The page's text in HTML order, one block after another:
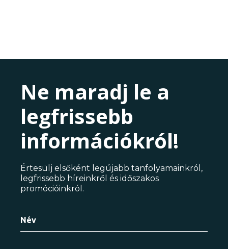
Ne maradj le a
legfrissebb
információkról!
Értesülj elsőként legújabb tanfolyamainkról,
legfrissebb híreinkről és időszakos
promócióinkról.